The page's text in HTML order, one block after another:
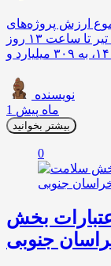
ارزش پروژه‌های
تأمین مالی جمعی از ساعت ۱۳ روز دوشنبه ۸ تیر تا ساعت ۱۳ روز
نویسنده
1 ماه پیش
بیشتر بخوانید
0
بخش
جنوبی